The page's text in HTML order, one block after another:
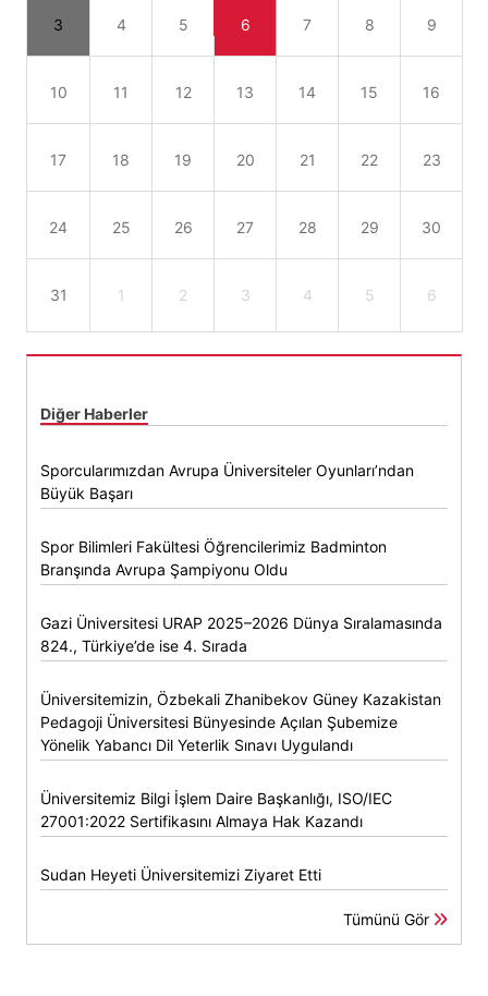
3 4 5 6 7 8 9
10 11 12 13 14 15 16
17 18 19 20 21 22 23
24 25 26 27 28 29 30
31 1 2 3 4 5 6
Diğer Haberler
Sporcularımızdan Avrupa Üniversiteler Oyunları’ndan
Büyük Başarı
Spor Bilimleri Fakültesi Öğrencilerimiz Badminton
Branşında Avrupa Şampiyonu Oldu
Gazi Üniversitesi URAP 2025–2026 Dünya Sıralamasında
824., Türkiye’de ise 4. Sırada
Üniversitemizin, Özbekali Zhanibekov Güney Kazakistan
Pedagoji Üniversitesi Bünyesinde Açılan Şubemize
Yönelik Yabancı Dil Yeterlik Sınavı Uygulandı
Üniversitemiz Bilgi İşlem Daire Başkanlığı, ISO/IEC
27001:2022 Sertifikasını Almaya Hak Kazandı
Sudan Heyeti Üniversitemizi Ziyaret Etti
Tümünü Gör